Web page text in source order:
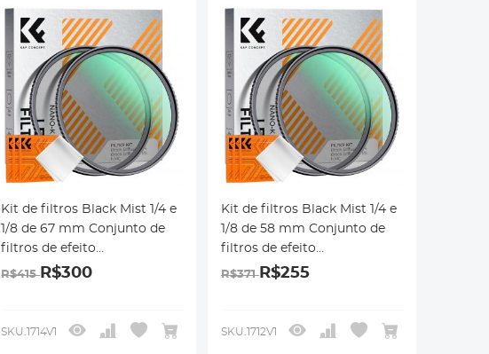
Kit de filtros Black Mist 1/4 e
1/8 de 67 mm Conjunto de
filtros de efeito
cinematográfico de difusão
câmera Nano-Klear
R$415 R$300
SKU.1714V1
Kit de filtros Black Mist 1/4 e
1/8 de 58 mm Conjunto de
filtros de efeito
cinematográfico de difusão
câmera Nano-Klear
R$371R$255
SKU.1712V1